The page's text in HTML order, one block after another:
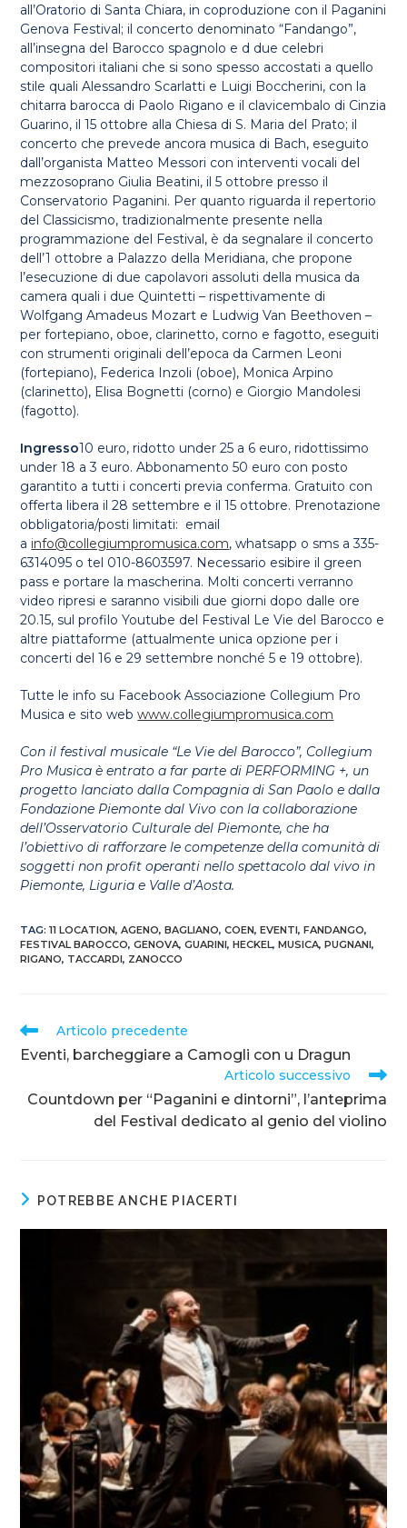
all’Oratorio di Santa Chiara, in coproduzione con il Paganini
Genova Festival; il concerto denominato “Fandango”,
all’insegna del Barocco spagnolo e d due celebri
compositori italiani che si sono spesso accostati a quello
stile quali Alessandro Scarlatti e Luigi Boccherini, con la
chitarra barocca di Paolo Rigano e il clavicembalo di Cinzia
Guarino, il 15 ottobre alla Chiesa di S. Maria del Prato; il
concerto che prevede ancora musica di Bach, eseguito
dall’organista Matteo Messori con interventi vocali del
mezzosoprano Giulia Beatini, il 5 ottobre presso il
Conservatorio Paganini. Per quanto riguarda il repertorio
del Classicismo, tradizionalmente presente nella
programmazione del Festival, è da segnalare il concerto
dell’1 ottobre a Palazzo della Meridiana, che propone
l’esecuzione di due capolavori assoluti della musica da
camera quali i due Quintetti – rispettivamente di
Wolfgang Amadeus Mozart e Ludwig Van Beethoven –
per fortepiano, oboe, clarinetto, corno e fagotto, eseguiti
con strumenti originali dell’epoca da Carmen Leoni
(fortepiano), Federica Inzoli (oboe), Monica Arpino
(clarinetto), Elisa Bognetti (corno) e Giorgio Mandolesi
(fagotto).
Ingresso10 euro, ridotto under 25 a 6 euro, ridottissimo
under 18 a 3 euro. Abbonamento 50 euro con posto
garantito a tutti i concerti previa conferma. Gratuito con
offerta libera il 28 settembre e il 15 ottobre. Prenotazione
obbligatoria/posti limitati: email
a info@collegiumpromusica.com, whatsapp o sms a 335-
6314095 o tel 010-8603597. Necessario esibire il green
pass e portare la mascherina. Molti concerti verranno
video ripresi e saranno visibili due giorni dopo dalle ore
20.15, sul profilo Youtube del Festival Le Vie del Barocco e
altre piattaforme (attualmente unica opzione per i
concerti del 16 e 29 settembre nonché 5 e 19 ottobre).
Tutte le info su Facebook Associazione Collegium Pro
Musica e sito webwww.collegiumpromusica.com
Con il festivalmusicale “Le Vie del Barocco”, Collegium
Pro Musica è entrato a far parte di PERFORMING +, un
progetto lanciato dalla Compagnia di San Paolo e dalla
Fondazione Piemonte dal Vivo con la collaborazione
dell’Osservatorio Culturale del Piemonte, che ha
l’obiettivo di rafforzare le competenze della comunità di
soggetti non profit operanti nello spettacolo dal vivo in
Piemonte, Liguria e Valle d’Aosta.
TAG:11 LOCATION, AGENO, BAGLIANO, COEN, EVENTI, FANDANGO,
FESTIVAL BAROCCO, GENOVA, GUARINI, HECKEL, MUSICA, PUGNANI,
RIGANO, TACCARDI, ZANOCCO
Articolo precedente
Eventi, barcheggiare a Camogli con u Dragun
Articolo successivo
Countdown per “Paganini e dintorni”, l’anteprima
del Festival dedicato al genio del violino
POTREBBE ANCHE PIACERTI